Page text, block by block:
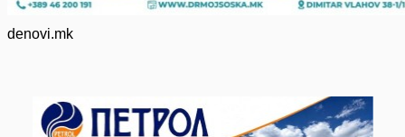
denovi.mk